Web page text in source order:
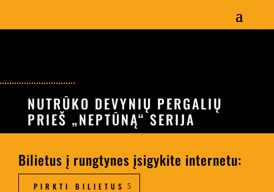
NUTRŪKO DEVYNIŲ PERGALIŲ
PRIEŠ „NEPTŪNĄ“ SERIJA
Bilietus į rungtynes įsigykite internetu:
PIRKTI BILIETUS